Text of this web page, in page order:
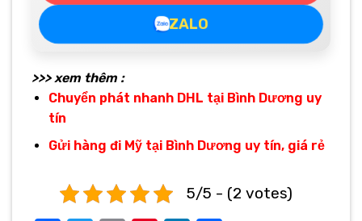
ZALO
>>> xem thêm :
Chuyển phát nhanh DHL tại Bình Dương uy
tín
Gửi hàng đi Mỹ tại Bình Dương uy tín, giá rẻ
5/5 - (2 votes)